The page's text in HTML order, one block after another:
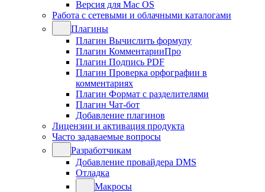
Версия для Mac OS
Работа с сетевыми и облачными каталогами
Плагины
Плагин Вычислить формулу
Плагин КомментарииПро
Плагин Подпись PDF
Плагин Проверка орфографии в
комментариях
Плагин Формат с разделителями
Плагин Чат-бот
Добавление плагинов
Лицензии и активация продукта
Часто задаваемые вопросы
Разработчикам
Добавление провайдера DMS
Отладка
Макросы